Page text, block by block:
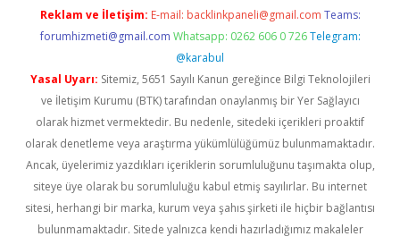
Reklam ve İletişim: E-mail: backlinkpaneli@gmail.com Teams:
forumhizmeti@gmail.com Whatsapp: 0262 606 0 726 Telegram:
@karabul
Yasal Uyarı: Sitemiz, 5651 Sayılı Kanun gereğince Bilgi Teknolojileri
ve İletişim Kurumu (BTK) tarafından onaylanmış bir Yer Sağlayıcı
olarak hizmet vermektedir. Bu nedenle, sitedeki içerikleri proaktif
olarak denetleme veya araştırma yükümlülüğümüz bulunmamaktadır.
Ancak, üyelerimiz yazdıkları içeriklerin sorumluluğunu taşımakta olup,
siteye üye olarak bu sorumluluğu kabul etmiş sayılırlar. Bu internet
sitesi, herhangi bir marka, kurum veya şahıs şirketi ile hiçbir bağlantısı
bulunmamaktadır. Sitede yalnızca kendi hazırladığımız makaleler